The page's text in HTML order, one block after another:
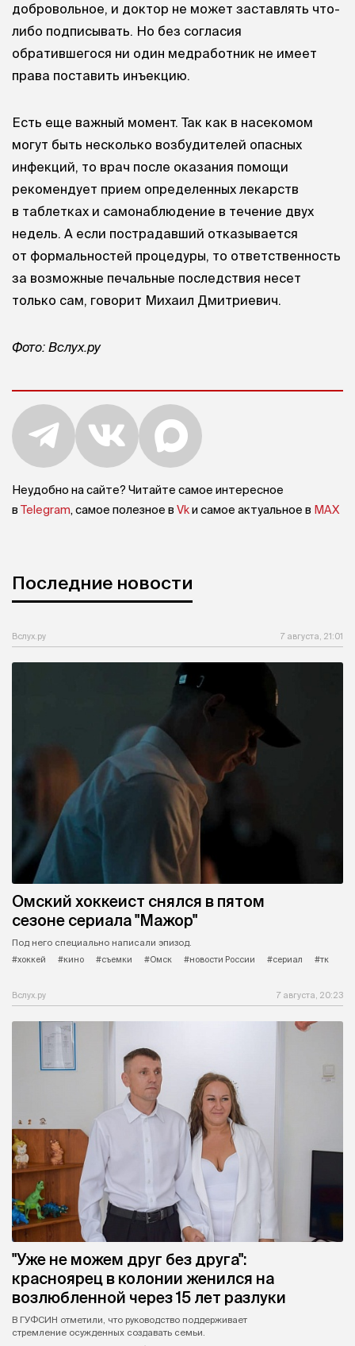
добровольное, и доктор не может заставлять что-
либо подписывать. Но без согласия
обратившегося ни один медработник не имеет
права поставить инъекцию.
Есть еще важный момент. Так как в насекомом
могут быть несколько возбудителей опасных
инфекций, то врач после оказания помощи
рекомендует прием определенных лекарств
в таблетках и самонаблюдение в течение двух
недель. А если пострадавший отказывается
от формальностей процедуры, то ответственность
за возможные печальные последствия несет
только сам, говорит Михаил Дмитриевич.
Фото: Вслух.ру
Неудобно на сайте? Читайте самое интересное
в Telegram, самое полезное в Vkи самое актуальное в MAX
Последние новости
Вслух.ру 7 августа, 21:01
Омский хоккеист снялся в пятом
сезоне сериала "Мажор"
Под него специально написали эпизод.
#хоккей
#кино #съемки #Омск #новости России #сериал #тк
Вслух.ру 7 августа, 20:23
"Уже не можем друг без друга":
красноярец в колонии женился на
возлюбленной через 15 лет разлуки
В ГУФСИН отметили, что руководство поддерживает
стремление осужденных создавать семьи.